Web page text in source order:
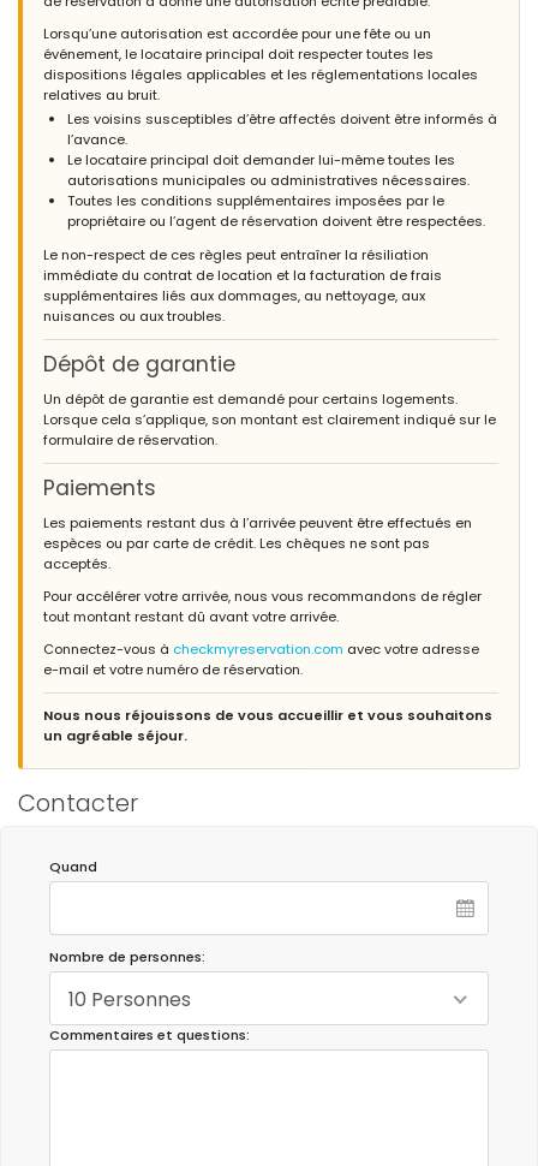
Lorsqu’une autorisation est accordée pour une fête ou un
événement, le locataire principal doit respecter toutes les
dispositions légales applicables et les réglementations locales
relatives au bruit.
Les voisins susceptibles d’être affectés doivent être informés à
l’avance.
Le locataire principal doit demander lui-même toutes les
autorisations municipales ou administratives nécessaires.
Toutes les conditions supplémentaires imposées par le
propriétaire ou l’agent de réservation doivent être respectées.
Le non-respect de ces règles peut entraîner la résiliation
immédiate du contrat de location et la facturation de frais
supplémentaires liés aux dommages, au nettoyage, aux
nuisances ou aux troubles.
Dépôt de garantie
Un dépôt de garantie est demandé pour certains logements.
Lorsque cela s’applique, son montant est clairement indiqué sur le
formulaire de réservation.
Paiements
Les paiements restant dus à l’arrivée peuvent être effectués en
espèces ou par carte de crédit. Les chèques ne sont pas
acceptés.
Pour accélérer votre arrivée, nous vous recommandons de régler
tout montant restant dû avant votre arrivée.
Connectez-vous à checkmyreservation.com avec votre adresse
e-mail et votre numéro de réservation.
Nous nous réjouissons de vous accueillir et vous souhaitons
un agréable séjour.
Contacter
Quand
Nombre de personnes:
10 Personnes
Commentaires et questions: